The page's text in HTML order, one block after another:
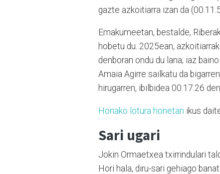
gazte azkoitiarra izan da
Emakumeetan, bestalde,
hobetu du. 2025ean,
denboran ondu du lana; iaz
Amaia Agirre sailkatu da
hirugarren, ibilbidea 00.17.26
Honako lotura honetan ikus
Sari ugari
Jokin Ormaetxea txirrindulari
Hori hala, diru-sari gehiago